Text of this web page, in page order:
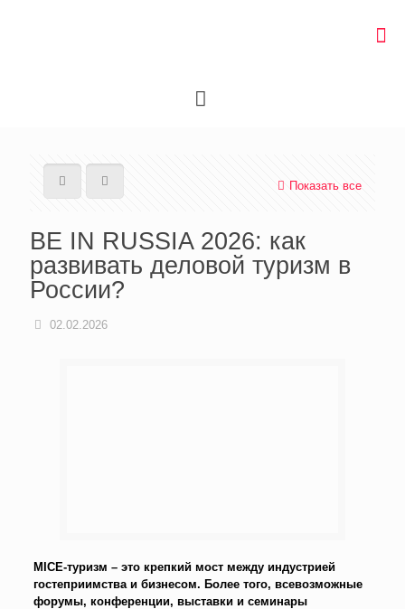
Показать все
BE IN RUSSIA 2026: как
развивать деловой туризм в
России?
02.02.2026
MICE-туризм – это крепкий мост между индустрией
гостеприимства и бизнесом. Более того, всевозможные
форумы, конференции, выставки и семинары